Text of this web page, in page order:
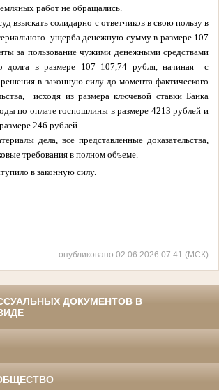
работ не обращались.
взыскать солидарно с ответчиков в свою пользу в
ущерба денежную сумму в размере 107
за пользование чужими денежными средствами
долга в размере 107 107,74 рубля, начиная
с
в законную силу до момента фактического
исходя из размера ключевой ставки Банка
по оплате госпошлины в размере 4213 рублей и
246 рублей.
дела, все представленные доказательства,
требования в полном объеме.
в законную силу.
опубликовано 02.06.2026 07:41 (МСК)
ДОКУМЕНТОВ В